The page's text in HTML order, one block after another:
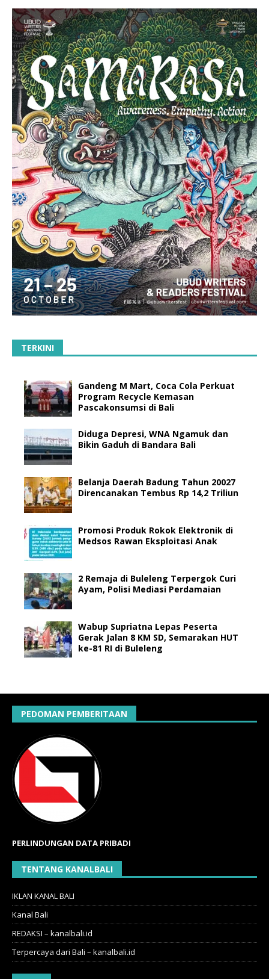
TERKINI
Gandeng M Mart, Coca Cola Perkuat
Program Recycle Kemasan
Pascakonsumsi di Bali
Diduga Depresi, WNA Ngamuk dan
Bikin Gaduh di Bandara Bali
Belanja Daerah Badung Tahun 20027
Direncanakan Tembus Rp 14,2 Triliun
Promosi Produk Rokok Elektronik di
Medsos Rawan Eksploitasi Anak
2 Remaja di Buleleng Terpergok Curi
Ayam, Polisi Mediasi Perdamaian
Wabup Supriatna Lepas Peserta
Gerak Jalan 8 KM SD, Semarakan HUT
ke-81 RI di Buleleng
PEDOMAN PEMBERITAAN
PERLINDUNGAN DATA PRIBADI
TENTANG KANALBALI
IKLAN KANAL BALI
Kanal Bali
REDAKSI – kanalbali.id
Terpercaya dari Bali – kanalbali.id